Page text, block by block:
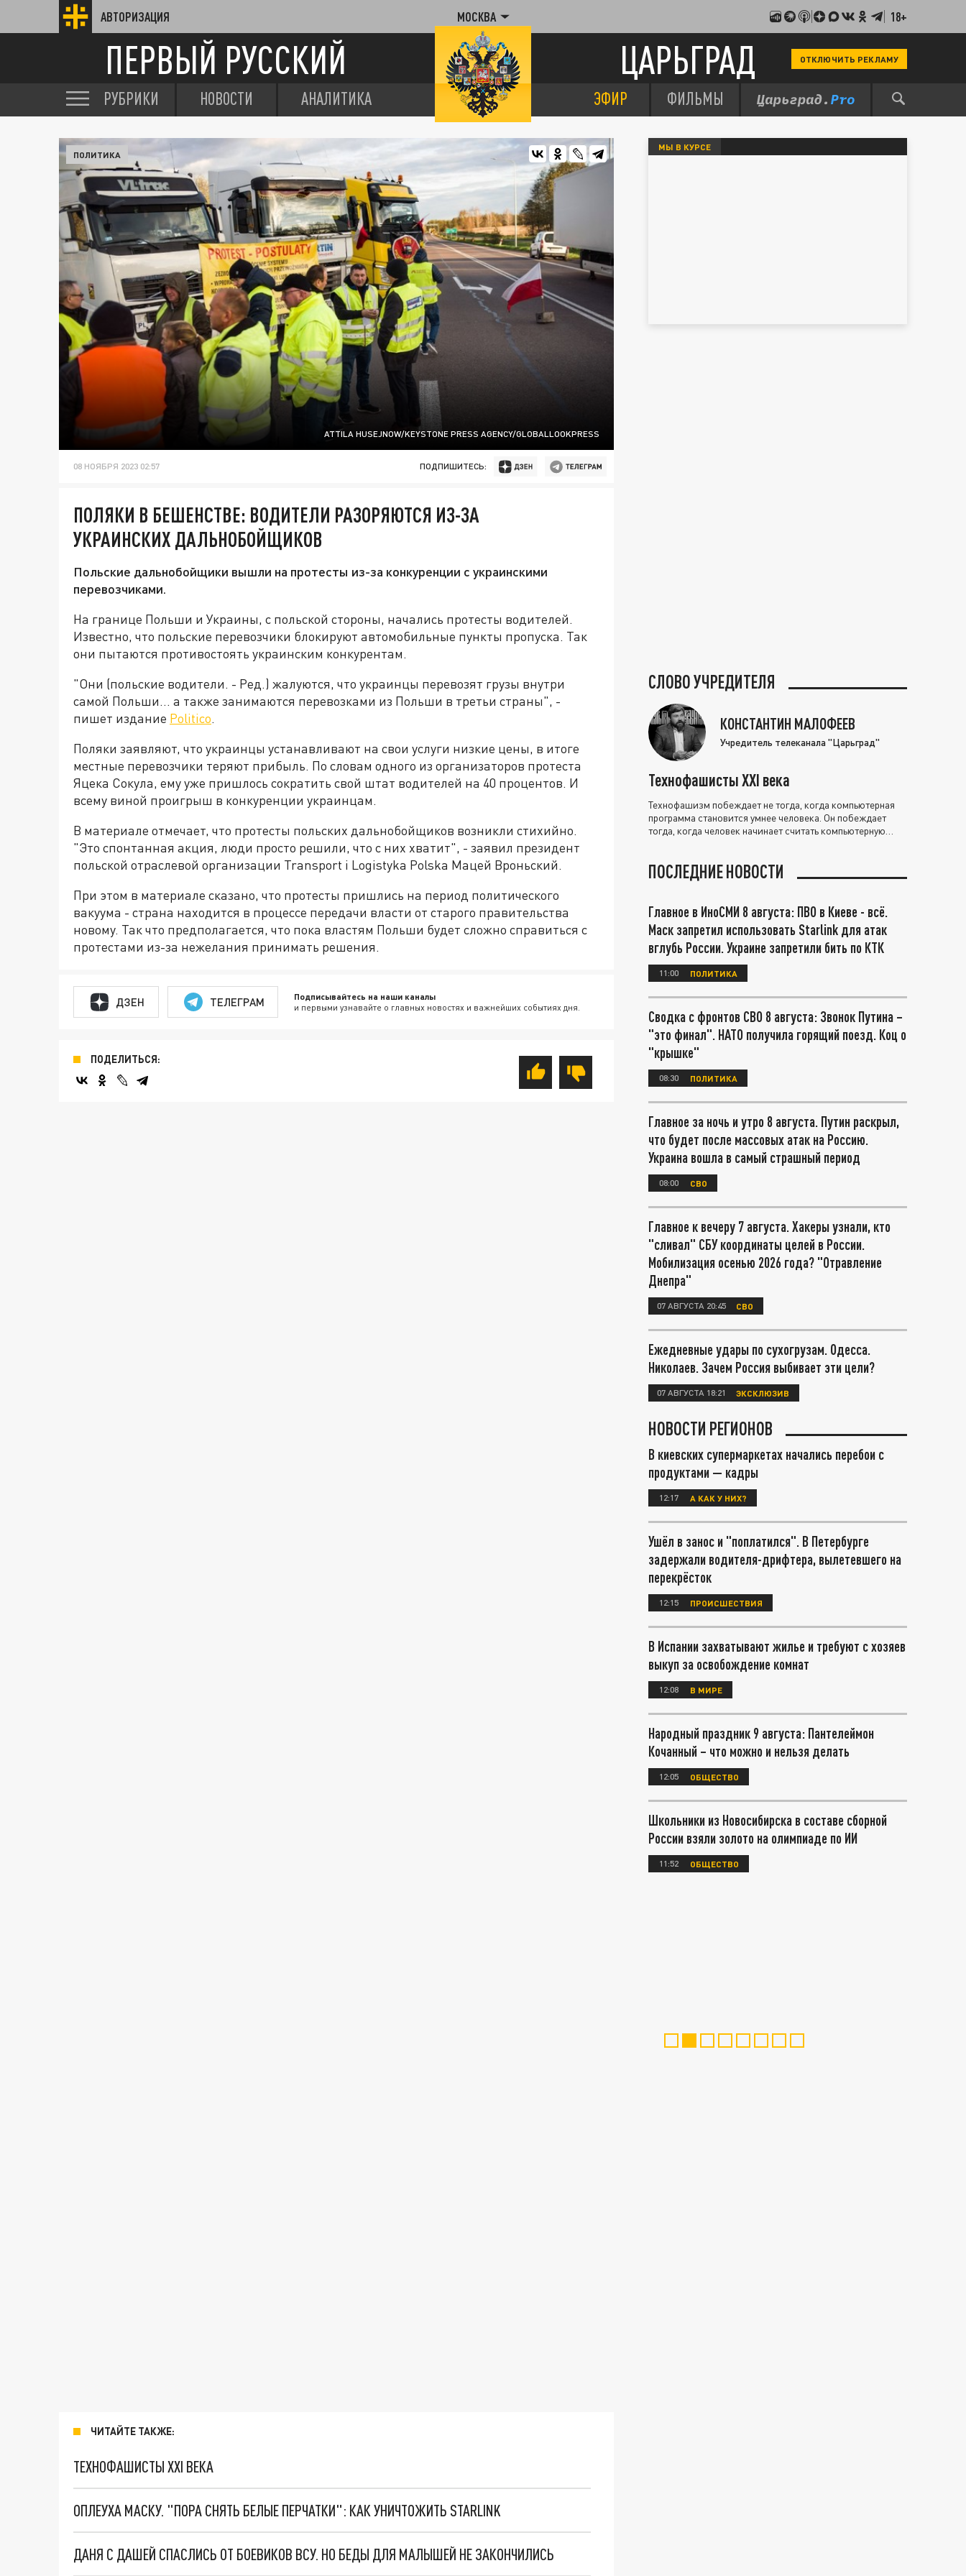
АВТОРИЗАЦИЯ МОСКВА 18+
ПЕРВЫЙ РУССКИЙ ЦАРЬГРАД ОТКЛЮЧИТЬ РЕКЛАМУ
РУБРИКИ НОВОСТИ АНАЛИТИКА ЭФИР ФИЛЬМЫ
ATTILA HUSEJNOW/KEYSTONE PRESS AGENCY/GLOBALLOOKPRESS
ПОЛИТИКА
08 НОЯБРЯ 2023 02:57 ПОДПИШИТЕСЬ:
ПОЛЯКИ В БЕШЕНСТВЕ: ВОДИТЕЛИ РАЗОРЯЮТСЯ ИЗ-ЗА
УКРАИНСКИХ ДАЛЬНОБОЙЩИКОВ
Польские дальнобойщики вышли на протесты из-за конкуренции с украинскими
перевозчиками.
На границе Польши и Украины, с польской стороны, начались протесты водителей.
Известно, что польские перевозчики блокируют автомобильные пункты пропуска. Так
они пытаются противостоять украинским конкурентам.
"Они (польские водители. - Ред.) жалуются, что украинцы перевозят грузы внутри
самой Польши... а также занимаются перевозками из Польши в третьи страны", -
пишет издание Politico.
Поляки заявляют, что украинцы устанавливают на свои услуги низкие цены, в итоге
местные перевозчики теряют прибыль. По словам одного из организаторов протеста
Яцека Сокула, ему уже пришлось сократить свой штат водителей на 40 процентов. И
всему виной проигрыш в конкуренции украинцам.
В материале отмечает, что протесты польских дальнобойщиков возникли стихийно.
"Это спонтанная акция, люди просто решили, что с них хватит", - заявил президент
польской отраслевой организации Transport i Logistyka Polska Мацей Вроньский.
При этом в материале сказано, что протесты пришлись на период политического
вакуума - страна находится в процессе передачи власти от старого правительства
новому. Так что предполагается, что пока властям Польши будет сложно справиться с
протестами из-за нежелания принимать решения.
ДЗЕН ТЕЛЕГРАМ Подписывайтесь на наши каналы
и первыми узнавайте о главных новостях и важнейших событиях дня.
ПОДЕЛИТЬСЯ:
ЧИТАЙТЕ ТАКЖЕ:
ТЕХНОФАШИСТЫ XXI ВЕКА
ОПЛЕУХА МАСКУ. "ПОРА СНЯТЬ БЕЛЫЕ ПЕРЧАТКИ": КАК УНИЧТОЖИТЬ STARLINK
ДАНЯ С ДАШЕЙ СПАСЛИСЬ ОТ БОЕВИКОВ ВСУ. НО БЕДЫ ДЛЯ МАЛЫШЕЙ НЕ ЗАКОНЧИЛИСЬ
МЫ В КУРСЕ
СЛОВО УЧРЕДИТЕЛЯ
КОНСТАНТИН МАЛОФЕЕВ
Учредитель телеканала "Царьград"
Технофашисты XXI века
Технофашизм побеждает не тогда, когда компьютерная
программа становится умнее человека. Он побеждает
тогда, когда человек начинает считать компьютерную
ПОСЛЕДНИЕ НОВОСТИ
Главное в ИноСМИ 8 августа: ПВО в Киеве - всё.
Маск запретил использовать Starlink для атак
вглубь России. Украине запретили бить по КТК
11:00 ПОЛИТИКА
Сводка с фронтов СВО 8 августа: Звонок Путина –
"это финал". НАТО получила горящий поезд. Коц о
"крышке"
08:30 ПОЛИТИКА
Главное за ночь и утро 8 августа. Путин раскрыл,
что будет после массовых атак на Россию.
Украина вошла в самый страшный период
08:00 СВО
Главное к вечеру 7 августа. Хакеры узнали, кто
"сливал" СБУ координаты целей в России.
Мобилизация осенью 2026 года? "Отравление
Днепра"
07 АВГУСТА 20:45 СВО
Ежедневные удары по сухогрузам. Одесса.
Николаев. Зачем Россия выбивает эти цели?
07 АВГУСТА 18:21 ЭКСКЛЮЗИВ
НОВОСТИ РЕГИОНОВ
В киевских супермаркетах начались перебои с
продуктами — кадры
12:17 А КАК У НИХ?
Ушёл в занос и "поплатился". В Петербурге
задержали водителя-дрифтера, вылетевшего на
перекрёсток
12:15 ПРОИСШЕСТВИЯ
В Испании захватывают жилье и требуют с хозяев
выкуп за освобождение комнат
12:08 В МИРЕ
Народный праздник 9 августа: Пантелеймон
Кочанный – что можно и нельзя делать
12:05 ОБЩЕСТВО
Школьники из Новосибирска в составе сборной
России взяли золото на олимпиаде по ИИ
11:52 ОБЩЕСТВО